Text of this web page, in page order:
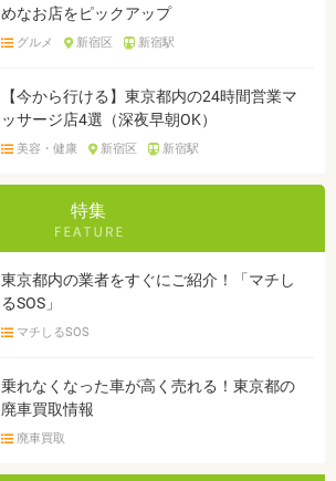
めなお店をピックアップ
グルメ 新宿区 新宿駅
【今から行ける】東京都内の24時間営業マ
ッサージ店4選（深夜早朝OK）
美容・健康 新宿区 新宿駅
特集
東京都内の業者をすぐにご紹介！「マチし
るSOS」
マチしるSOS
乗れなくなった車が高く売れる！東京都の
廃車買取情報
廃車買取